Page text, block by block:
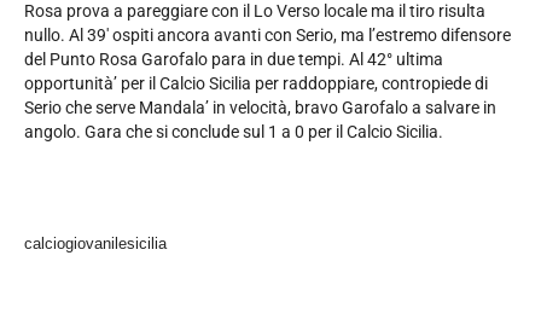
Rosa prova a pareggiare con il Lo Verso locale ma il tiro risulta
nullo. Al 39′ ospiti ancora avanti con Serio, ma l’estremo difensore
del Punto Rosa Garofalo para in due tempi. Al 42° ultima
opportunità’ per il Calcio Sicilia per raddoppiare, contropiede di
Serio che serve Mandala’ in velocità, bravo Garofalo a salvare in
angolo. Gara che si conclude sul 1 a 0 per il Calcio Sicilia.
calciogiovanilesicilia